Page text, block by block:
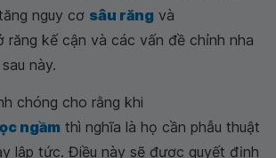
nguy cơ sâu răng và
răng kế cận và các vấn đề chỉnh nha
này.
chóng cho rằng khi
ngầm thì nghĩa là họ cần phẫu thuật
lập tức. Điều này sẽ được quyết định